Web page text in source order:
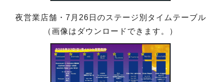
夜営業店舗・7月26日のステージ別タイムテーブル
（画像はダウンロードできます。）